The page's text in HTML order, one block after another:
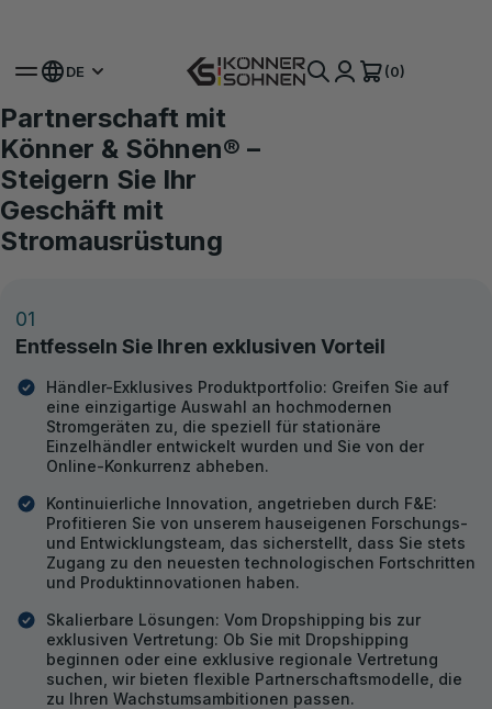
DE (0)
Für Händler
Schlüsselfertiges Geschäft: von
Dropshipping bis zur exklusiven
Vertretung
Seit 2002 sind wir bestrebt, die besten Geräte zu entwickeln, indem
Partnerschaft mit
Könner & Söhnen® –
Steigern Sie Ihr
Geschäft mit
Stromausrüstung
01
Entfesseln Sie Ihren exklusiven Vorteil
Händler-Exklusives Produktportfolio: Greifen Sie auf
eine einzigartige Auswahl an hochmodernen
Stromgeräten zu, die speziell für stationäre
Einzelhändler entwickelt wurden und Sie von der
Online-Konkurrenz abheben.
Kontinuierliche Innovation, angetrieben durch F&E:
Profitieren Sie von unserem hauseigenen Forschungs-
und Entwicklungsteam, das sicherstellt, dass Sie stets
Zugang zu den neuesten technologischen Fortschritten
und Produktinnovationen haben.
Skalierbare Lösungen: Vom Dropshipping bis zur
exklusiven Vertretung: Ob Sie mit Dropshipping
beginnen oder eine exklusive regionale Vertretung
suchen, wir bieten flexible Partnerschaftsmodelle, die
zu Ihren Wachstumsambitionen passen.